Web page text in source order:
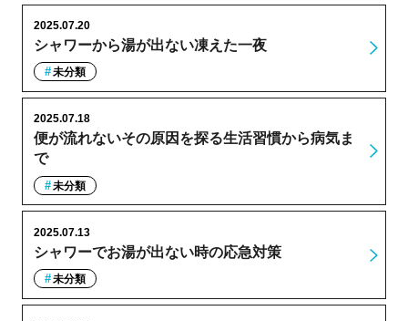
シャワーから湯が出ない凍えた一夜
2025.07.20
未分類
便が流れないその原因を探る生活習慣から病気ま
で
2025.07.18
未分類
シャワーでお湯が出ない時の応急対策
2025.07.13
未分類